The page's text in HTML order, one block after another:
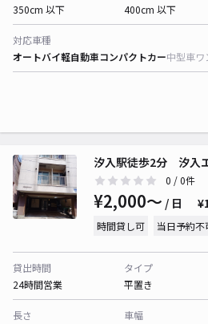
350cm 以下
400cm 以下
対応車種
オートバイ軽自動車コンパクトカー中型車
汐入駅徒歩2分 汐入
0 / 0件
¥2,000〜 / 日
時間貸し可 当日予約不
貸出時間
24時間営業
タイプ
平置き
長さ
車幅